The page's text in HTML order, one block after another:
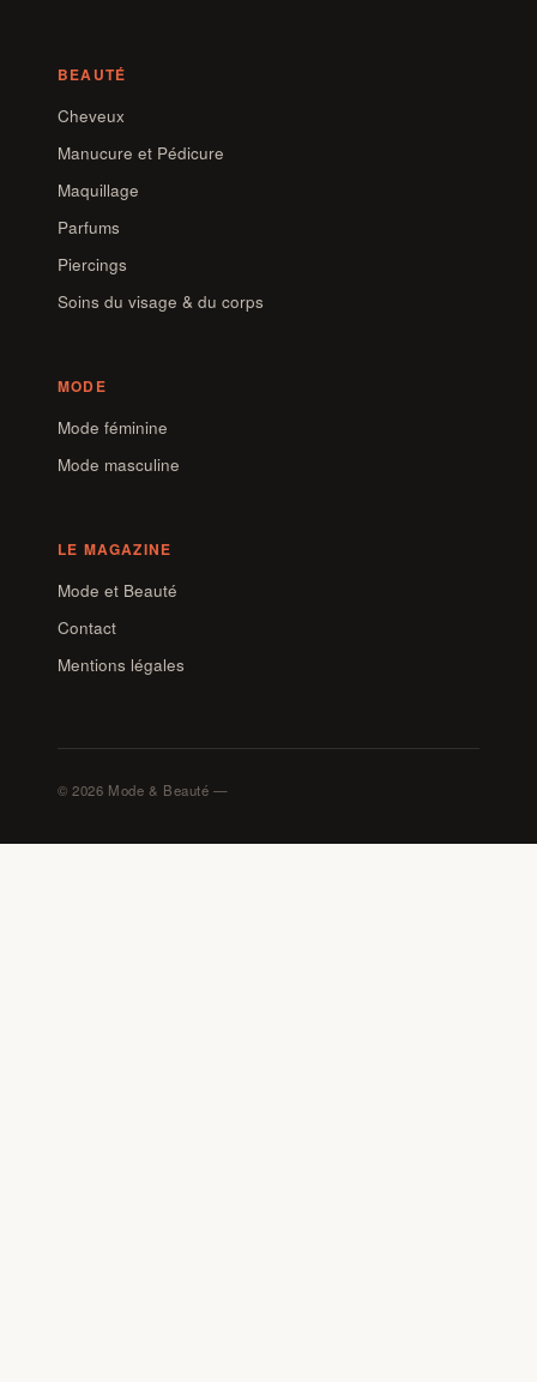
BEAUTÉ
Cheveux
Manucure et Pédicure
Maquillage
Parfums
Piercings
Soins du visage & du corps
MODE
Mode féminine
Mode masculine
LE MAGAZINE
Mode et Beauté
Contact
Mentions légales
© 2026 Mode & Beauté —